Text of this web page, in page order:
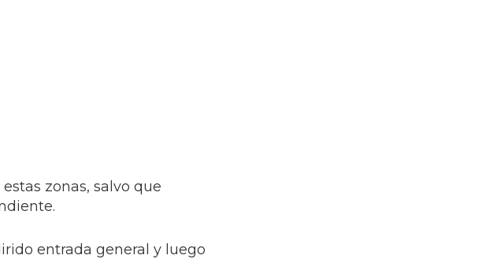
zonas, salvo que
entrada general y luego